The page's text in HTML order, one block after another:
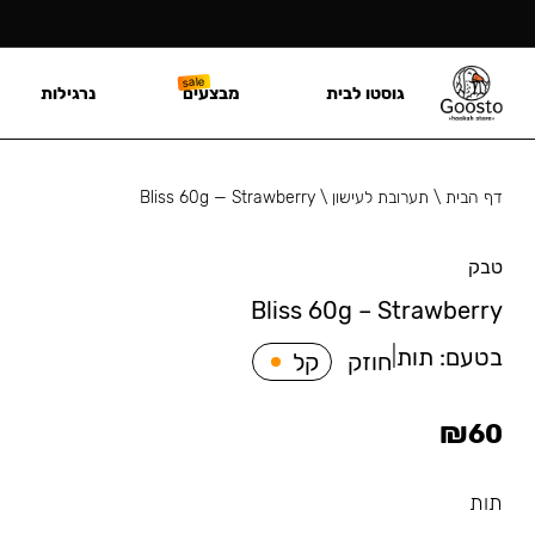
דף הבית\ תערובת לעישון \
Bliss 60g — Strawberry
טבק
Bliss 60g – Strawberry
בטעם: תות חוזק קל
₪60
תות
גוסטו לבית מבצעים נרגילות